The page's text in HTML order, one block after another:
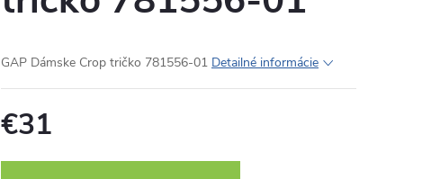
GAP Dámske Crop tričko 781556-01 Detailné informácie
€31